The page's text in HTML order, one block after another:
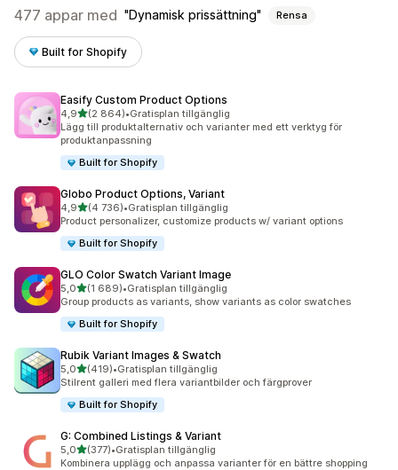
477 appar med Dynamisk prissättning Rensa
Built for Shopify
Easify Custom Product Options
4,9av 5 stjärnor
(2 864)
2864 recensioner totalt
•Gratisplan tillgänglig
Lägg till produktalternativ och varianter med ett verktyg för
produktanpassning
Built for Shopify
Globo Product Options, Variant
4,9av 5 stjärnor
(4 736)
4736 recensioner totalt
•Gratisplan tillgänglig
Product personalizer, customize products w/ variant options
Built for Shopify
GLO Color Swatch Variant Image
5,0av 5 stjärnor
(1 689)
1689 recensioner totalt
•Gratisplan tillgänglig
Group products as variants, show variants as color swatches
Built for Shopify
Rubik Variant Images & Swatch
5,0av 5 stjärnor
(419)
419 recensioner totalt
•Gratisplan tillgänglig
Stilrent galleri med flera variantbilder och färgprover
Built for Shopify
G: Combined Listings & Variant
5,0av 5 stjärnor
(377)
377 recensioner totalt
•Gratisplan tillgänglig
Kombinera upplägg och anpassa varianter för en bättre shopping